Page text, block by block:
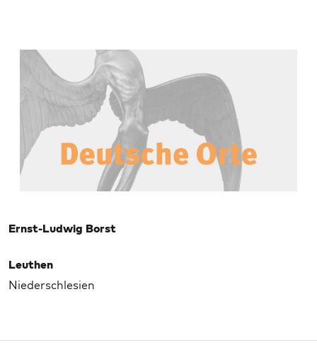
Ernst-Ludwig Borst
Leuthen
Niederschlesien